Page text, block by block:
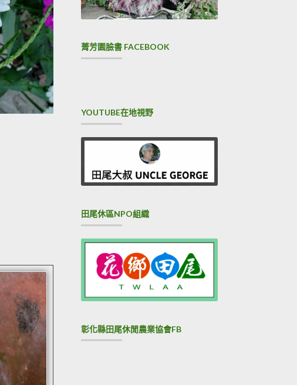
菁芳園臉書 FACEBOOK
YOUTUBE在地視野
田尾休區NPO組織
彰化縣田尾休閒農業協會FB